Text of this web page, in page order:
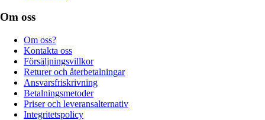
Om oss
Om oss?
Kontakta oss
Försäljningsvillkor
Returer och återbetalningar
Ansvarsfriskrivning
Betalningsmetoder
Priser och leveransalternativ
Integritetspolicy